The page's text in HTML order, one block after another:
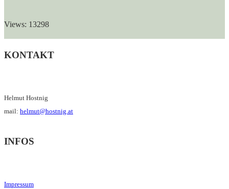
Views: 13298
KONTAKT
Helmut Hostnig
mail: helmut@hostnig.at
INFOS
Impressum